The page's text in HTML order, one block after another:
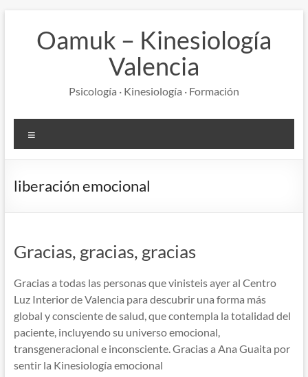
contenidoOamuk – Kinesiología
Valencia
Psicología · Kinesiología · Formación
liberación emocional
Gracias, gracias, gracias
Gracias a todas las personas que vinisteis ayer al Centro
Luz Interior de Valencia para descubrir una forma más
global y consciente de salud, que contempla la totalidad del
paciente, incluyendo su universo emocional,
transgeneracional e inconsciente. Gracias a Ana Guaita por
sentir la Kinesiología emocional